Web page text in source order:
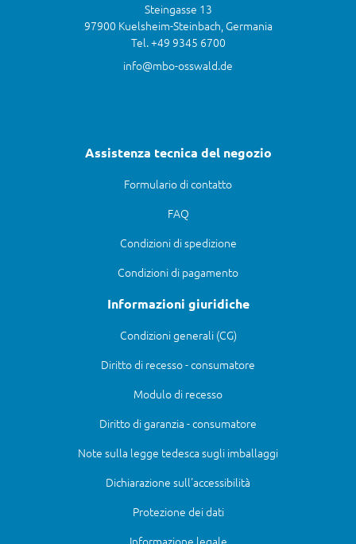
Steingasse 13
97900 Kuelsheim-Steinbach, Germania
Tel. +49 9345 6700
info@mbo-osswald.de
Assistenza tecnica del negozio
Formulario di contatto
FAQ
Condizioni di spedizione
Condizioni di pagamento
Informazioni giuridiche
Condizioni generali (CG)
Diritto di recesso - consumatore
Modulo di recesso
Diritto di garanzia - consumatore
Note sulla legge tedesca sugli imballaggi
Dichiarazione sull'accessibilità
Protezione dei dati
Informazione legale